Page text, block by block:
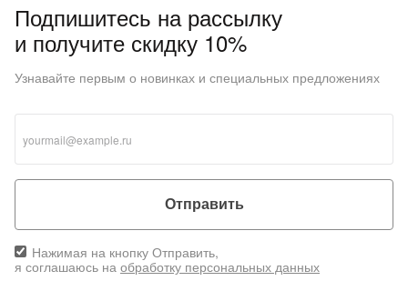
Подпишитесь на рассылку
и получите скидку 10%
Узнавайте первым о новинках и специальных предложениях
Отправить
Нажимая на кнопку Отправить,
я соглашаюсь на обработку персональных данных